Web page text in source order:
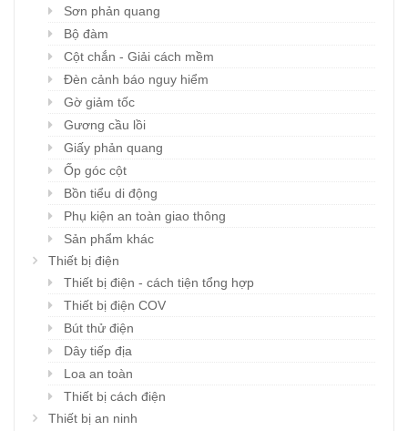
Sơn phản quang
Bộ đàm
Cột chắn - Giải cách mềm
Đèn cảnh báo nguy hiểm
Gờ giảm tốc
Gương cầu lồi
Giấy phản quang
Ốp góc cột
Bồn tiểu di động
Phụ kiện an toàn giao thông
Sản phẩm khác
Thiết bị điện
Thiết bị điện - cách tiện tổng hợp
Thiết bị điện COV
Bút thử điện
Dây tiếp địa
Loa an toàn
Thiết bị cách điện
Thiết bị an ninh